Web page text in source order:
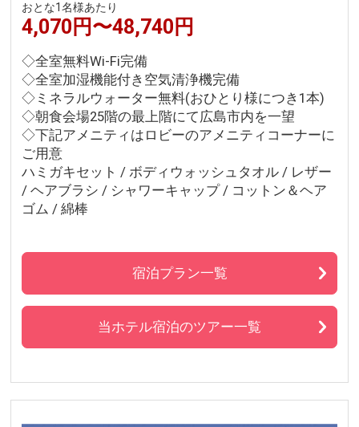
おとな1名様あたり
4,070円〜48,740円
◇全室無料Wi-Fi完備
◇全室加湿機能付き空気清浄機完備
◇ミネラルウォーター無料(おひとり様につき1本)
◇朝食会場25階の最上階にて広島市内を一望
◇下記アメニティはロビーのアメニティコーナーに
ご用意
ハミガキセット / ボディウォッシュタオル / レザー
/ ヘアブラシ / シャワーキャップ / コットン＆ヘア
ゴム / 綿棒
宿泊プラン一覧
当ホテル宿泊のツアー一覧